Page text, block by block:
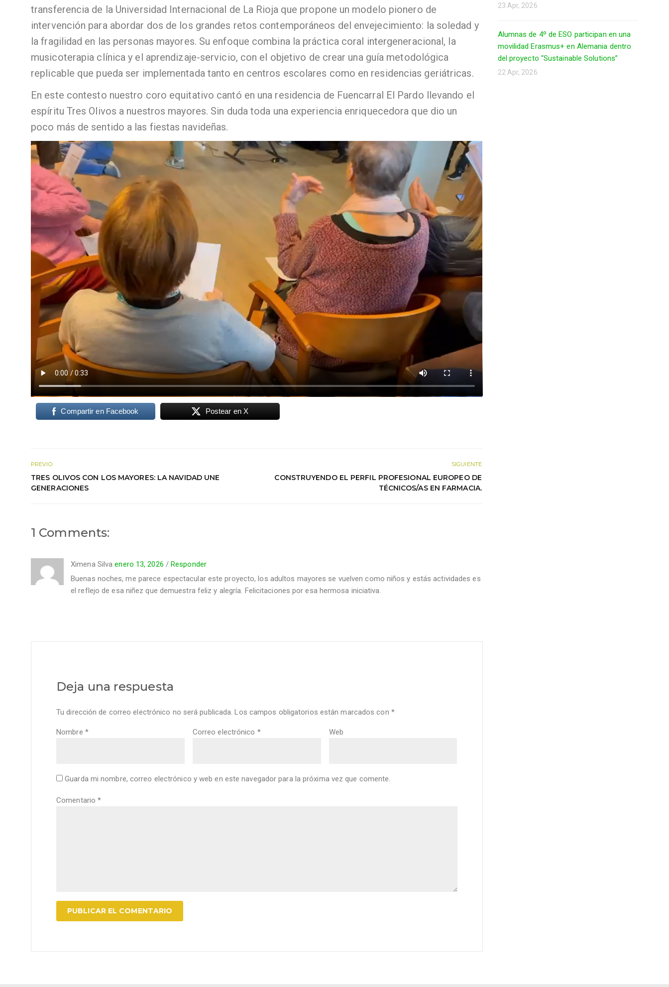
transferencia de la Universidad Internacional de La Rioja que propone un modelo pionero de
intervención para abordar dos de los grandes retos contemporáneos del envejecimiento: la soledad y
la fragilidad en las personas mayores. Su enfoque combina la práctica coral intergeneracional, la
musicoterapia clínica y el aprendizaje-servicio, con el objetivo de crear una guía metodológica
replicable que pueda ser implementada tanto en centros escolares como en residencias geriátricas.
En este contesto nuestro coro equitativo cantó en una residencia de Fuencarral El Pardo llevando el
espíritu Tres Olivos a nuestros mayores. Sin duda toda una experiencia enriquecedora que dio un
poco más de sentido a las fiestas navideñas.
Compartir en Facebook Postear en X
PREVIO
TRES OLIVOS CON LOS MAYORES: LA NAVIDAD UNE
GENERACIONES
SIGUIENTE
CONSTRUYENDO EL PERFIL PROFESIONAL EUROPEO DE
TÉCNICOS/AS EN FARMACIA.
1 Comments:
Ximena Silvaenero 13, 2026 /Responder
Buenas noches, me parece espectacular este proyecto, los adultos mayores se vuelven como niños y estás actividades es
el reflejo de esa niñez que demuestra feliz y alegría. Felicitaciones por esa hermosa iniciativa.
Deja una respuesta
Tu dirección de correo electrónico no será publicada. Los campos obligatorios están marcados con *
Nombre * Correo electrónico * Web
Guarda mi nombre, correo electrónico y web en este navegador para la próxima vez que comente.
Comentario*
23 Apr, 2026
Alumnas de 4º de ESO participan en una
movilidad Erasmus+ en Alemania dentro
del proyecto “Sustainable Solutions”
22 Apr, 2026